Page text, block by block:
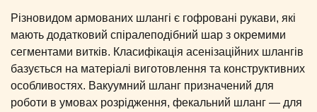
Різновидом армованих шлангі є гофровані рукави, які
мають додатковий спіралеподібний шар з окремими
сегментами витків. Класифікація асенізаційних шлангів
базується на матеріалі виготовлення та конструктивних
особливостях. Вакуумний шланг призначений для
роботи в умовах розрідження, фекальний шланг — для